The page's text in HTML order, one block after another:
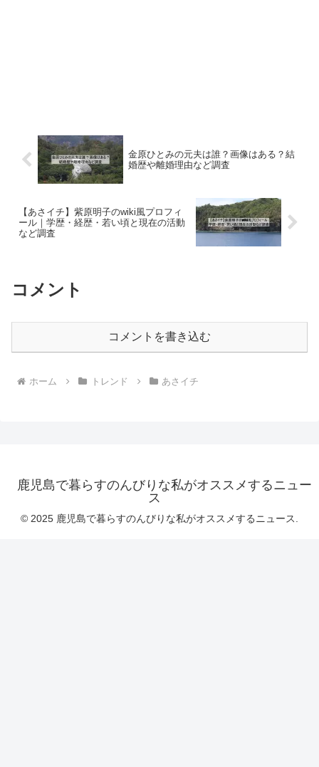
金原ひとみの元夫は誰？画像はある？結
婚歴や離婚理由など調査
【あさイチ】紫原明子のwiki風プロフィ
ール｜学歴・経歴・若い頃と現在の活動
など調査
コメント
コメントを書き込む
ホーム トレンド あさイチ
鹿児島で暮らすのんびりな私がオススメするニュー
ス
© 2025 鹿児島で暮らすのんびりな私がオススメするニュース.